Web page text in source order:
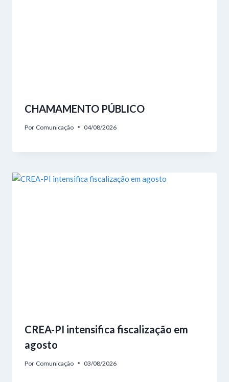
CHAMAMENTO PÚBLICO
Por Comunicação 04/08/2026
CREA-PI intensifica fiscalização em
agosto
Por Comunicação 03/08/2026